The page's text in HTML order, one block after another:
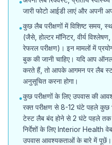
जारी फोटो आईडी लाएं और अपनी
•कुछ लैब परीक्षणों में विशिष्ट समय,
(जैसे, होल्टर मॉनिटर, वीर्य
रेफरल परीक्षण)। इन मामलों में
बुक की जानी चाहिए। यदि आप
करते हैं, तो आपके आगमन पर लैब
अनुसूचित करना होगा।
•कुछ परीक्षणों के लिए उपवास की
रक्त परीक्षण से 8-12 घंटे पहले कुछ
टेस्ट लैब बंद होने से 2 घंटे पहले तक
निर्देशों के लिए Interior Health
उपवास आवश्यकताओं के बारे में पूछें।